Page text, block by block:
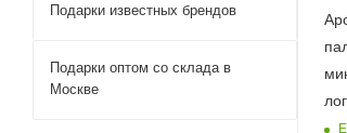
Подарки известных брендов
Подарки оптом со склада в
Москве